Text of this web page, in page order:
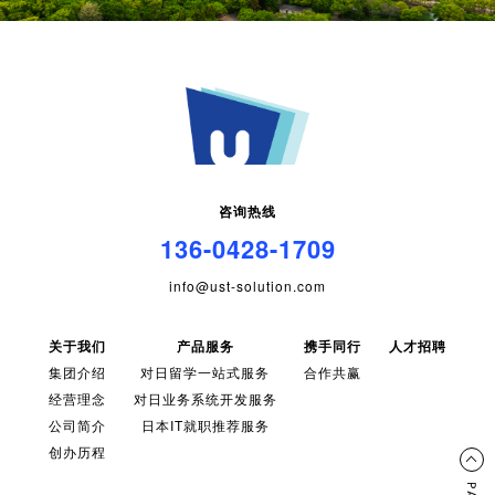
咨询热线
136-0428-1709
info@ust-solution.com
关于我们
集团介绍
经营理念
公司简介
创办历程
产品服务
对日留学一站式服务
对日业务系统开发服务
日本IT就职推荐服务
携手同行
合作共赢
人才招聘